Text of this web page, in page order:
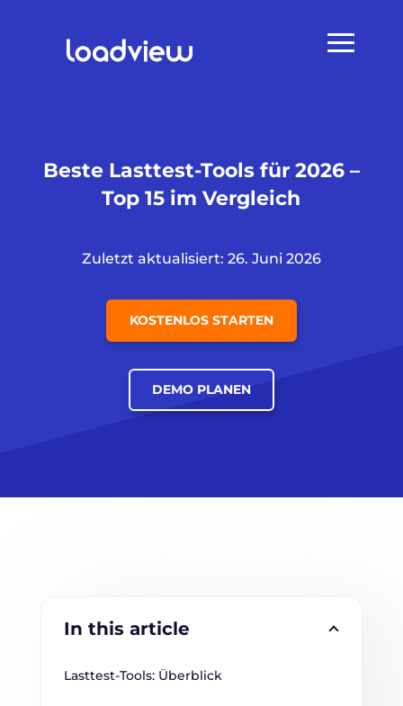
Beste Lasttest-Tools für 2026 –
Top 15 im Vergleich
Zuletzt aktualisiert: 26. Juni 2026
KOSTENLOS STARTEN
DEMO PLANEN
In this article
Lasttest-Tools: Überblick